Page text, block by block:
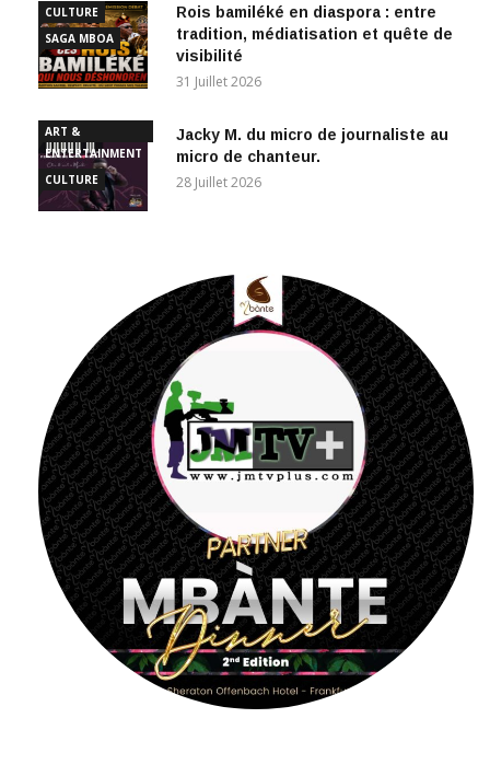
CULTURE
SAGA MBOA
Rois bamiléké en diaspora : entre
tradition, médiatisation et quête de
visibilité
31 Juillet 2026
ART &
ENTERTAINMENT
CULTURE
Jacky M. du micro de journaliste au
micro de chanteur.
28 Juillet 2026